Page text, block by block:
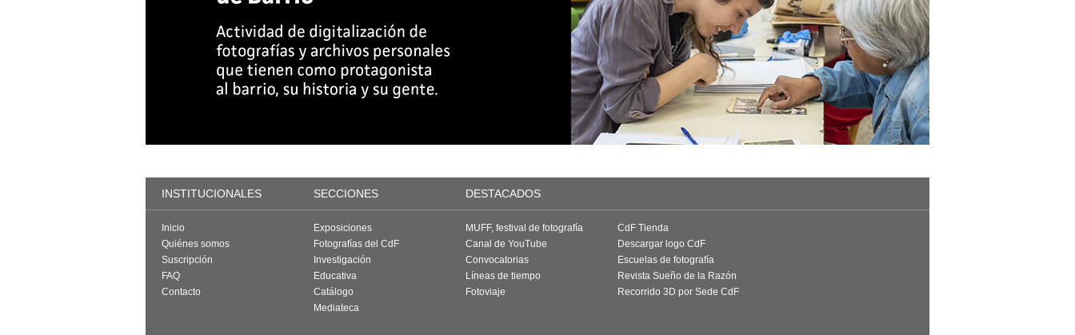
INSTITUCIONALES SECCIONES DESTACADOS
Inicio
Quiénes somos
Suscripción
FAQ
Contacto
Exposiciones
Fotografías del CdF
Investigación
Educativa
Catálogo
Mediateca
MUFF, festival de fotografía
Canal de YouTube
Convocatorias
Líneas de tiempo
Fotoviaje
CdF Tienda
Descargar logo CdF
Escuelas de fotografía
Revista Sueño de la Razón
Recorrido 3D por Sede CdF